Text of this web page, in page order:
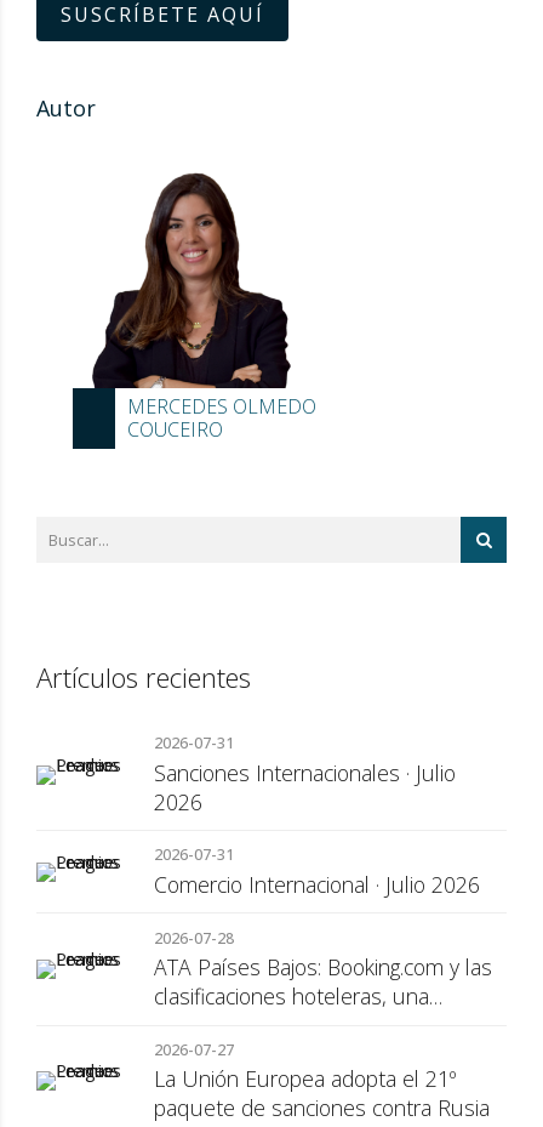
SUSCRÍBETE AQUÍ
Autor
MERCEDES OLMEDO
COUCEIRO
Artículos recientes
2026-07-31
Sanciones Internacionales · Julio
2026
2026-07-31
Comercio Internacional · Julio 2026
2026-07-28
ATA Países Bajos: Booking.com y las
clasificaciones hoteleras, una
consumidor
2026-07-27
La Unión Europea adopta el 21º
paquete de sanciones contra Rusia